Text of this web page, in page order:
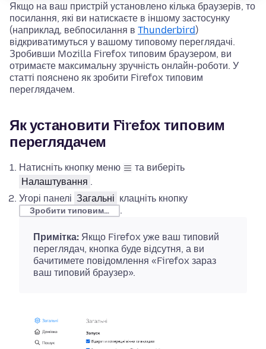
Якщо на ваш пристрій установлено кілька браузерів, то
посилання, які ви натискаєте в іншому застосунку
(наприклад, вебпосилання в Thunderbird)
відкриватимуться у вашому типовому переглядачі.
Зробивши Mozilla Firefox типовим браузером, ви
отримаєте максимальну зручність онлайн-роботи. У
статті пояснено як зробити Firefox типовим
переглядачем.
Як установити Firefox типовим
переглядачем
Натисніть кнопку меню
та виберіть
Налаштування .
Угорі панелі Загальні клацніть кнопку
Зробити типовим… .
Примітка: Якщо Firefox уже ваш типовий
переглядач, кнопка буде відсутня, а ви
бачитимете повідомлення «Firefox зараз
ваш типовий браузер».